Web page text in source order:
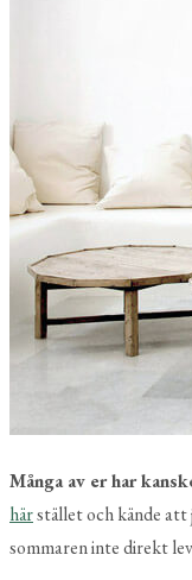
Många av er har
härstället och kände
sommaren inte direkt